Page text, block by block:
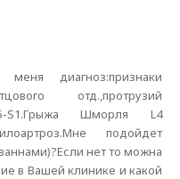
меня диагноз:признаки
отд.,протрузий
S1.Грыжа Шморля L4
подойдет
нет то можна
в Вашей клинике и какой